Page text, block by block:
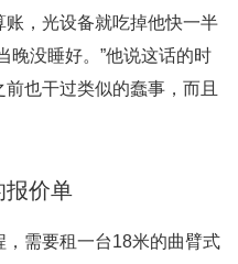
，光设备就吃掉他快一半
晚没睡好。”他说这话的时
也干过类似的蠢事，而且
报价单
需要租一台18米的曲臂式